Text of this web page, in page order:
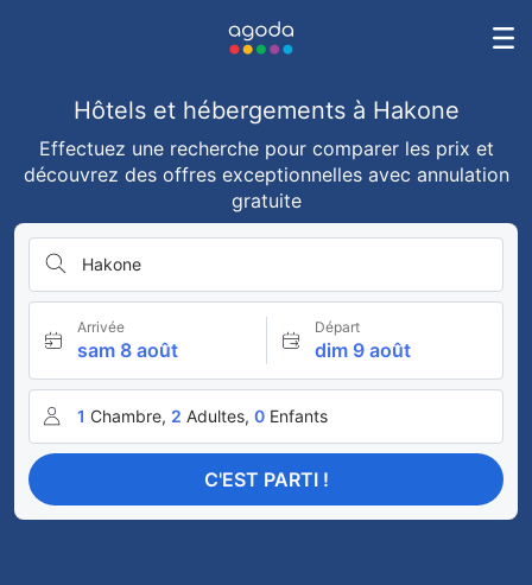
Hôtels et hébergements à Hakone
Effectuez une recherche pour comparer les prix et
découvrez des offres exceptionnelles avec annulation
gratuite
Hakone
Arrivée
sam 8 août
Départ
dim 9 août
1 Chambre, 2 Adultes, 0 Enfants
C'EST PARTI !